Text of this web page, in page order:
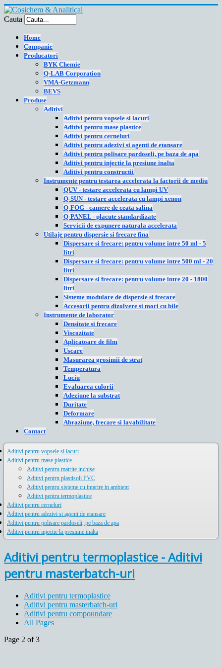
Cauta
Home
Companie
Producatori
BYK Chemie
Q-LAB Corporation
VMA-Getzmann
BEVS
Produse
Aditivi
Aditivi pentru vopsele si lacuri
Aditivi pentru mase plastice
Aditivi pentru cerneluri
Aditivi pentru adezivi si agenti de etansare
Aditivi pentru polisare pardoseli, pe baza de apa
Aditivi pentru injectie la presiune inalta
Aditivi pentru constructii
Instrumente pentru testarea accelerata la factorii de mediu
QUV - testare accelerata cu lampi UV
Q-SUN - testare accelerata cu lampi xenon
Q-FOG - camere de ceata salina
Q-PANEL - placute standardizate
Servicii de expunere naturala accelerata
Utilaje pentru dispersie si frecare fina
Dispersare si frecare: pentru volume intre 50 ml - 5
litri
Dispersare si frecare: pentru volume intre 500 ml - 20
litri
Dispersare si frecare: pentru volume intre 20 - 1800
litri
Sisteme modulare de dispersie si frecare
Accesorii pentru dizolvere si mori cu bile
Instrumente de laborator
Densitate si frecare
Viscozitate
Aplicatoare de film
Uscare
Masurarea grosimii de strat
Temperatura
Luciu
Evaluarea culorii
Adeziune la substrat
Duritate
Deformare
Abraziune, frecare si lavabilitate
Contact
Aditivi pentru vopsele si lacuri
Aditivi pentru mase plastice
Aditivi pentru matrite inchise
Aditivi pentru plastisoli PVC
Aditivi pentru sisteme cu intarire in ambient
Aditivi pentru termoplastice
Aditivi pentru cerneluri
Aditivi pentru adezivi si agenti de etansare
Aditivi pentru polisare pardoseli, pe baza de apa
Aditivi pentru injectie la presiune inalta
Aditivi pentru termoplastice - Aditivi
pentru masterbatch-uri
Aditivi pentru termoplastice
Aditivi pentru masterbatch-uri
Aditivi pentru compoundare
All Pages
Page 2 of 3